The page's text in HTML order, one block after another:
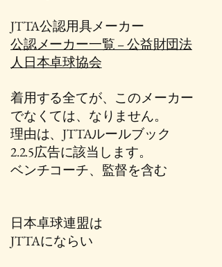
JTTA公認用具メーカー
公認メーカー一覧 – 公益財団法
人日本卓球協会
着用する全てが、このメーカー
でなくては、なりません。
​理由は、JTTAルールブック
2.2.5広告に該当します。
​ベンチコーチ、監督を含む
日本卓球連盟は
JTTAにならい